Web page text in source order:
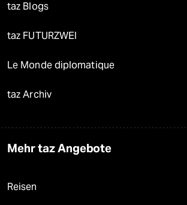
taz Blogs
taz FUTURZWEI
Le Monde diplomatique
taz Archiv
Mehr taz Angebote
Reisen